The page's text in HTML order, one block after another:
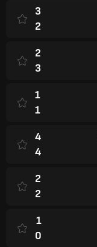
3
2
2
3
1
1
4
4
2
2
1
0